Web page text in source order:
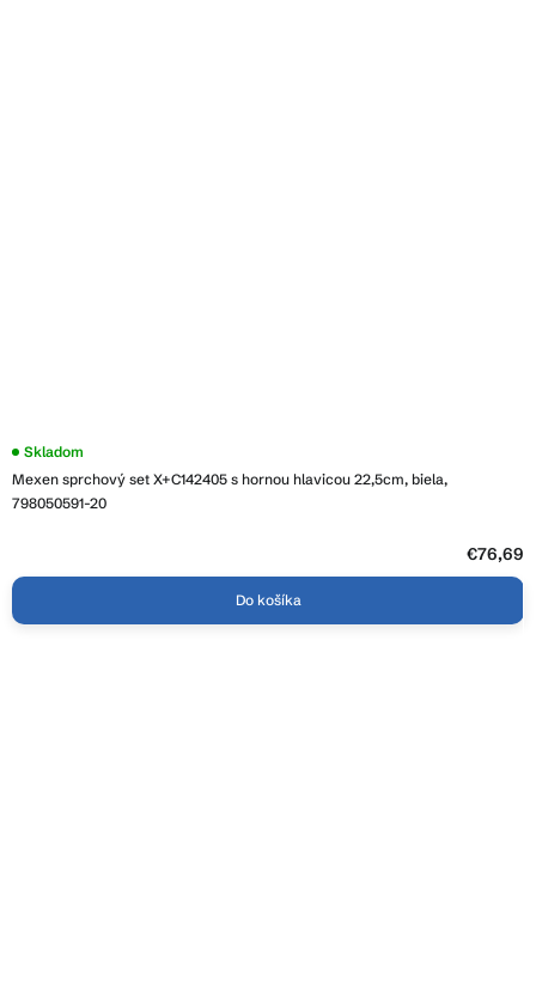
Mexen sprchový set X+C142405 s hornou hlavicou 22,5cm, biela,
798050591-20
Skladom
€76,69
Do košíka